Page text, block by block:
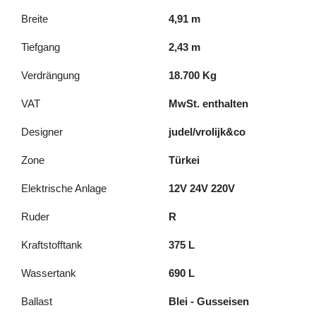
Breite 4,91 m
Tiefgang 2,43 m
Verdrängung 18.700 Kg
VAT MwSt. enthalten
Designer judel/vrolijk&co
Zone Türkei
Elektrische Anlage 12V 24V 220V
Ruder R
Kraftstofftank 375 L
Wassertank 690 L
Ballast Blei - Gusseisen